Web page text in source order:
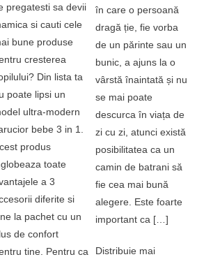
pregatesti sa devii
si cauti cele
bune produse
cresterea
Din lista ta
poate lipsi un
ultra-modern
bebe 3 in 1.
produs
toate
a 3
diferite si
la pachet cu un
de confort
tine. Pentru ca
în care o persoană
dragă ție, fie vorba
de un părinte sau un
bunic, a ajuns la o
vârstă înaintată și nu
se mai poate
descurca în viața de
zi cu zi, atunci există
posibilitatea ca un
camin de batrani să
fie cea mai bună
alegere. Este foarte
important ca […]
Distribuie mai